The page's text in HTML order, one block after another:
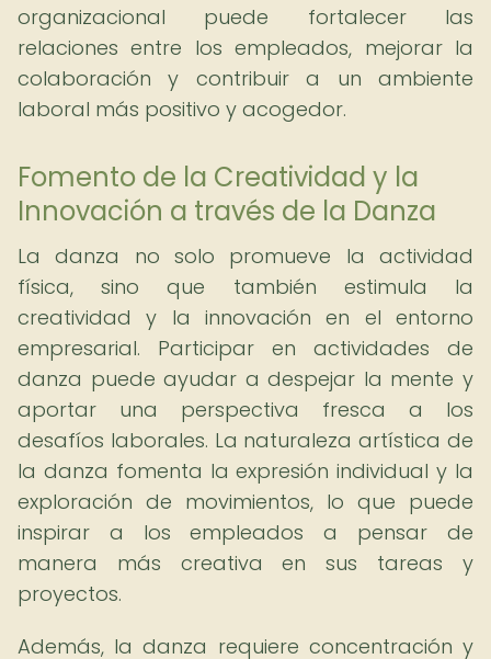
organizacional puede fortalecer las
relaciones entre los empleados, mejorar la
colaboración y contribuir a un ambiente
laboral más positivo y acogedor.
Fomento de la Creatividad y la
Innovación a través de la Danza
La danza no solo promueve la actividad
física, sino que también estimula la
creatividad y la innovación en el entorno
empresarial. Participar en actividades de
danza puede ayudar a despejar la mente y
aportar una perspectiva fresca a los
desafíos laborales. La naturaleza artística de
la danza fomenta la expresión individual y la
exploración de movimientos, lo que puede
inspirar a los empleados a pensar de
manera más creativa en sus tareas y
proyectos.
Además, la danza requiere concentración y